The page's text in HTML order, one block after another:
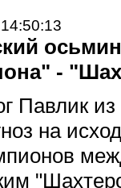
-
Павлик из
на